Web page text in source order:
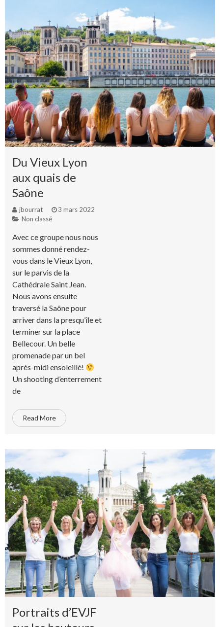
Du Vieux Lyon
aux quais de
Saône
jbourrat
3 mars 2022
Non classé
Avec ce groupe nous nous
sommes donné rendez-
vous dans le Vieux Lyon,
sur le parvis de la
Cathédrale Saint Jean.
Nous avons ensuite
traversé la Saône pour
arriver dans la presqu’île et
terminer sur la place
Bellecour. Un belle
promenade par un bel
après-midi ensoleillé!
Un shooting d’enterrement
de
Read More
Portraits d’EVJF